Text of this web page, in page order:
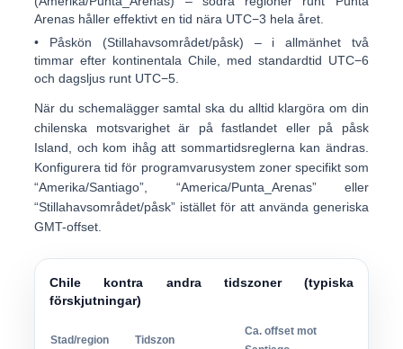
Arenas håller effektivt en tid nära UTC−3 hela året.
• Påskön (Stillahavsområdet/påsk) – i allmänhet två
timmar efter kontinentala Chile, med standardtid UTC−6
och dagsljus runt UTC−5
När du schemalägger samtal ska du alltid klargöra om din
chilenska motsvarighet är på fastlandet eller på påsk
Island, och kom ihåg att sommartidsreglerna kan ändras.
Konfigurera tid för programvarusystem zoner specifikt som
“Amerika/Santiago”
“America/Punta_Arenas”eller
“Stillahavsområdet/påsk” istället för att använda generiska
GMT-offset.
Chile kontra andra tidszoner (typiska
förskjutningar)
Stad/region Tidszon
Ca. offset mot